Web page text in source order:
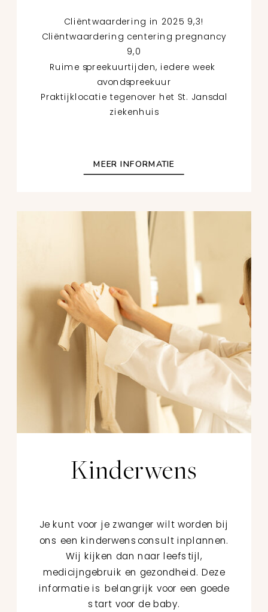
MEER INFORMATIE
Cliëntwaardering in 2025 9,3!
Cliëntwaardering centering pregnancy
9,0
Ruime spreekuurtijden, iedere week
avondspreekuur
Praktijklocatie tegenover het St. Jansdal
ziekenhuis
Je kunt voor je zwanger wilt worden bij
ons een kinderwensconsult inplannen.
Wij kijken dan naar leefstijl,
medicijngebruik en gezondheid. Deze
informatie is belangrijk voor een goede
start voor de baby.
Kinderwens